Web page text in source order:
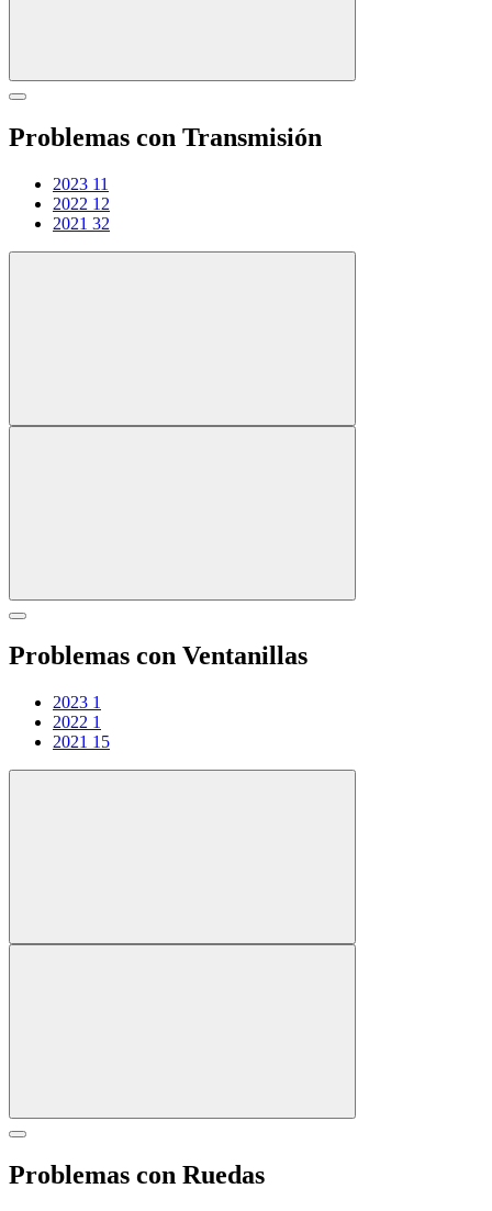
Problemas con Transmisión
2023 11
2022 12
2021 32
Problemas con Ventanillas
2023 1
2022 1
2021 15
Problemas con Ruedas